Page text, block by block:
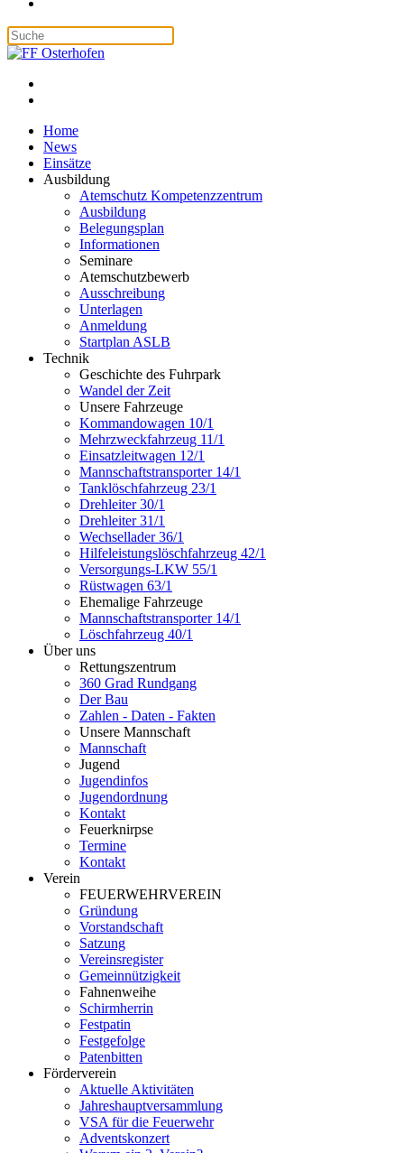
Home
News
Einsätze
Ausbildung
Atemschutz Kompetenzzentrum
Ausbildung
Belegungsplan
Informationen
Seminare
Atemschutzbewerb
Ausschreibung
Unterlagen
Anmeldung
Startplan ASLB
Technik
Geschichte des Fuhrpark
Wandel der Zeit
Unsere Fahrzeuge
Kommandowagen 10/1
Mehrzweckfahrzeug 11/1
Einsatzleitwagen 12/1
Mannschaftstransporter 14/1
Tanklöschfahrzeug 23/1
Drehleiter 30/1
Drehleiter 31/1
Wechsellader 36/1
Hilfeleistungslöschfahrzeug 42/1
Versorgungs-LKW 55/1
Rüstwagen 63/1
Ehemalige Fahrzeuge
Mannschaftstransporter 14/1
Löschfahrzeug 40/1
Über uns
Rettungszentrum
360 Grad Rundgang
Der Bau
Zahlen - Daten - Fakten
Unsere Mannschaft
Mannschaft
Jugend
Jugendinfos
Jugendordnung
Kontakt
Feuerknirpse
Termine
Kontakt
Verein
FEUERWEHRVEREIN
Gründung
Vorstandschaft
Satzung
Vereinsregister
Gemeinnützigkeit
Fahnenweihe
Schirmherrin
Festpatin
Festgefolge
Patenbitten
Förderverein
Aktuelle Aktivitäten
Jahreshauptversammlung
VSA für die Feuerwehr
Adventskonzert